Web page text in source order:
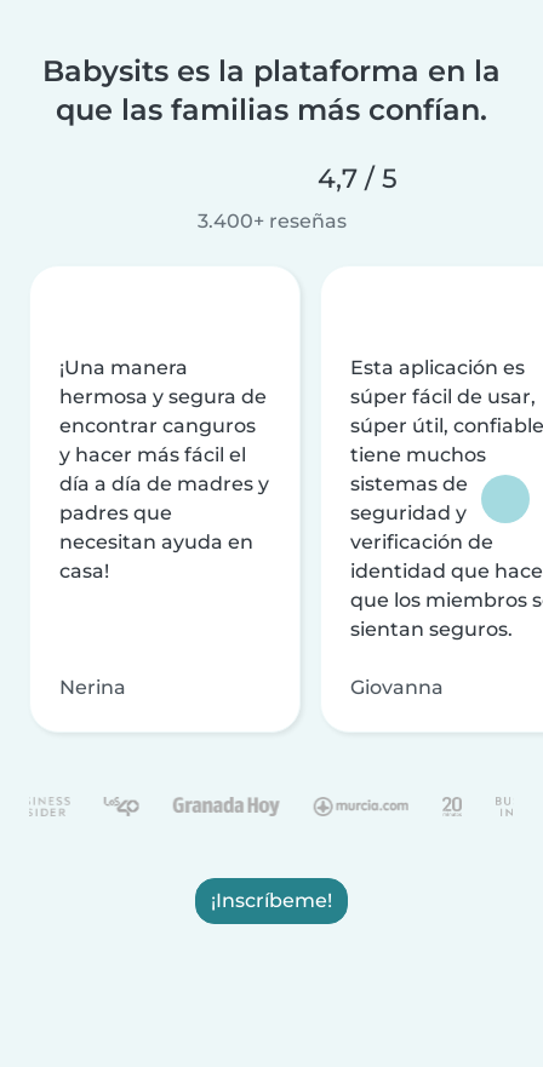
Babysits es la plataforma en la
que las familias más confían.
4,7 / 5
3.400+ reseñas
¡Una manera
hermosa y segura de
encontrar canguros
y hacer más fácil el
día a día de madres y
padres que
necesitan ayuda en
casa!
Nerina
Esta aplicación es
súper fácil de usar,
súper útil,
tiene muchos
sistemas de
seguridad y
verificación de
identidad que
que los miembros
sientan seguros.
Giovanna
¡Inscríbeme!